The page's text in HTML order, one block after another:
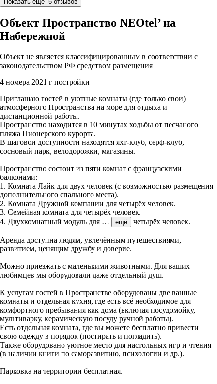
Показать ещё -5 отзывов
Объект Пространство NEOtel’ на
Набережной
Объект не является классифицированным в соответствии с
законодательством РФ средством размещения
4 номера 2021 г постройки
Приглашаю гостей в уютные комнаты (где только свои)
атмосферного Пространства на море для отдыха и
дистанционной работы.
Пространство находится в 10 минутах ходьбы от песчаного
пляжа Пионерского курорта.
В шаговой доступности находятся яхт-клуб, серф-клуб,
сосновый парк, велодорожки, магазины.
Пространство состоит из пяти комнат с французскими
балконами:
1. Комната Лайк для двух человек (с возможностью размещения
дополнительного спального места).
2. Комната Дружной компании для четырёх человек.
3. Семейная комната для четырёх человек.
4. Двухкомнатный модуль для … ещё четырёх человек.
Аренда доступна людям, увлечённым путешествиями,
развитием, ценящим дружбу и доверие.
Можно приезжать с маленькими животными. Для ваших
любимцев мы оборудовали даже отдельный душ.
К услугам гостей в Пространстве оборудованы две ванные
комнаты и отдельная кухня, где есть всё необходимое для
комфортного пребывания как дома (включая посудомойку,
мультиварку, керамическую посуду ручной работы).
Есть отдельная комната, где вы можете бесплатно привести
свою одежду в порядок (постирать и погладить).
Также оборудовано уютное место для настольных игр и чтения
(в наличии книги по саморазвитию, психологии и др.).
Парковка на территории бесплатная.